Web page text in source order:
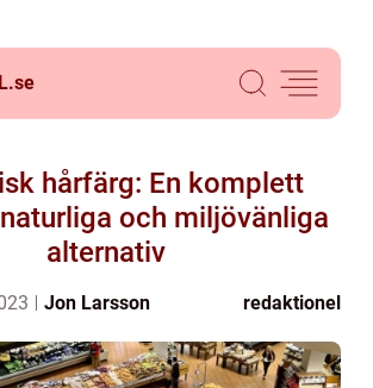
se
hårfärg: En komplett
och miljövänliga
alternativ
Jon Larsson redaktionel